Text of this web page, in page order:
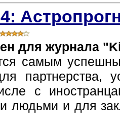
для журнала
самым
партнерства,
с
людьми и для